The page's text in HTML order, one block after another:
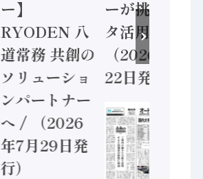
ー】
RYODEN 八
道常務 共創の
ソリューショ
ンパートナー
へ / （2026
年7月29日発
行）
ーが挑むデー
タ活用 など
（2026年7月
22日発行）